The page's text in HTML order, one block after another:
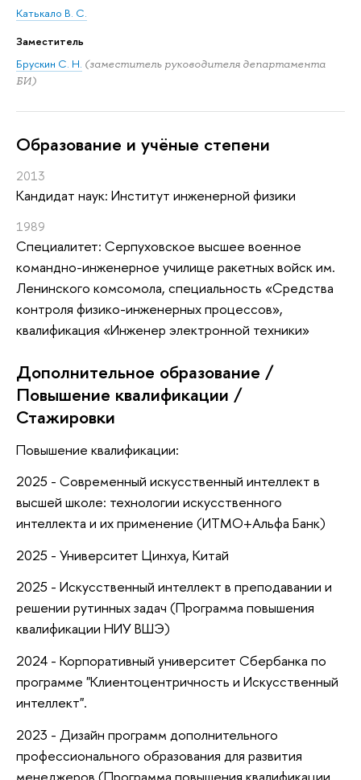
Катькало В. С.
Заместитель
Брускин С. Н. (заместитель руководителя департамента
БИ)
Oбразование и учёные степени
2013
Кандидат наук: Институт инженерной физики
1989
Специалитет: Серпуховское высшее военное
командно-инженерное училище ракетных войск им.
Ленинского комсомола, специальность «Средства
контроля физико-инженерных процессов»,
квалификация «Инженер электронной техники»
Дополнительное образование /
Повышение квалификации /
Стажировки
Повышение квалификации:
2025 - Современный искусственный интеллект в
высшей школе: технологии искусственного
интеллекта и их применение (ИТМО+Альфа Банк)
2025 - Университет Цинхуа, Китай
2025 - Искусственный интеллект в преподавании и
решении рутинных задач (Программа повышения
квалификации НИУ ВШЭ)
2024 - Корпоративный университет Сбербанка по
программе "Клиентоцентричность и Искусственный
интеллект".
2023 - Дизайн программ дополнительного
профессионального образования для развития
менеджеров (Программа повышения квалификации